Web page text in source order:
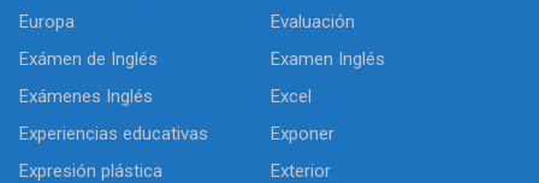
Europa
Evaluación
Exámen de Inglés
Examen Inglés
Exámenes Inglés
Excel
Experiencias educativas
Exponer
Expresión plástica
Exterior